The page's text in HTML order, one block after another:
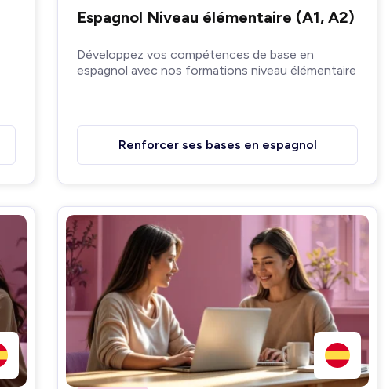
Espagnol Niveau élémentaire (A1, A2)
Développez vos compétences de base en
espagnol avec nos formations niveau élémentaire
Renforcer ses bases en espagnol